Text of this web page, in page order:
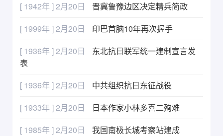
[ 1942年 ] 2月20日
晋冀鲁豫边区决定精兵简政
[ 1999年 ] 2月20日
印巴首脑10年再次握手
[ 1936年 ] 2月20日
东北抗日联军统一建制宣言发
表
[ 1936年 ] 2月20日
中共组织抗日东征战役
[ 1933年 ] 2月20日
日本作家小林多喜二殉难
[ 1985年 ] 2月20日
我国南极长城考察站建成